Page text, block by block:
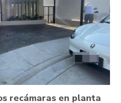
recámaras en planta